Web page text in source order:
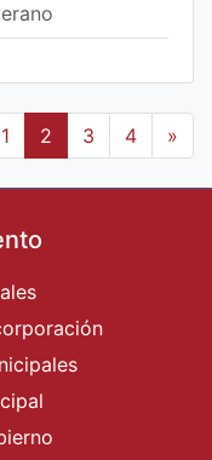
1 2 3 4 »